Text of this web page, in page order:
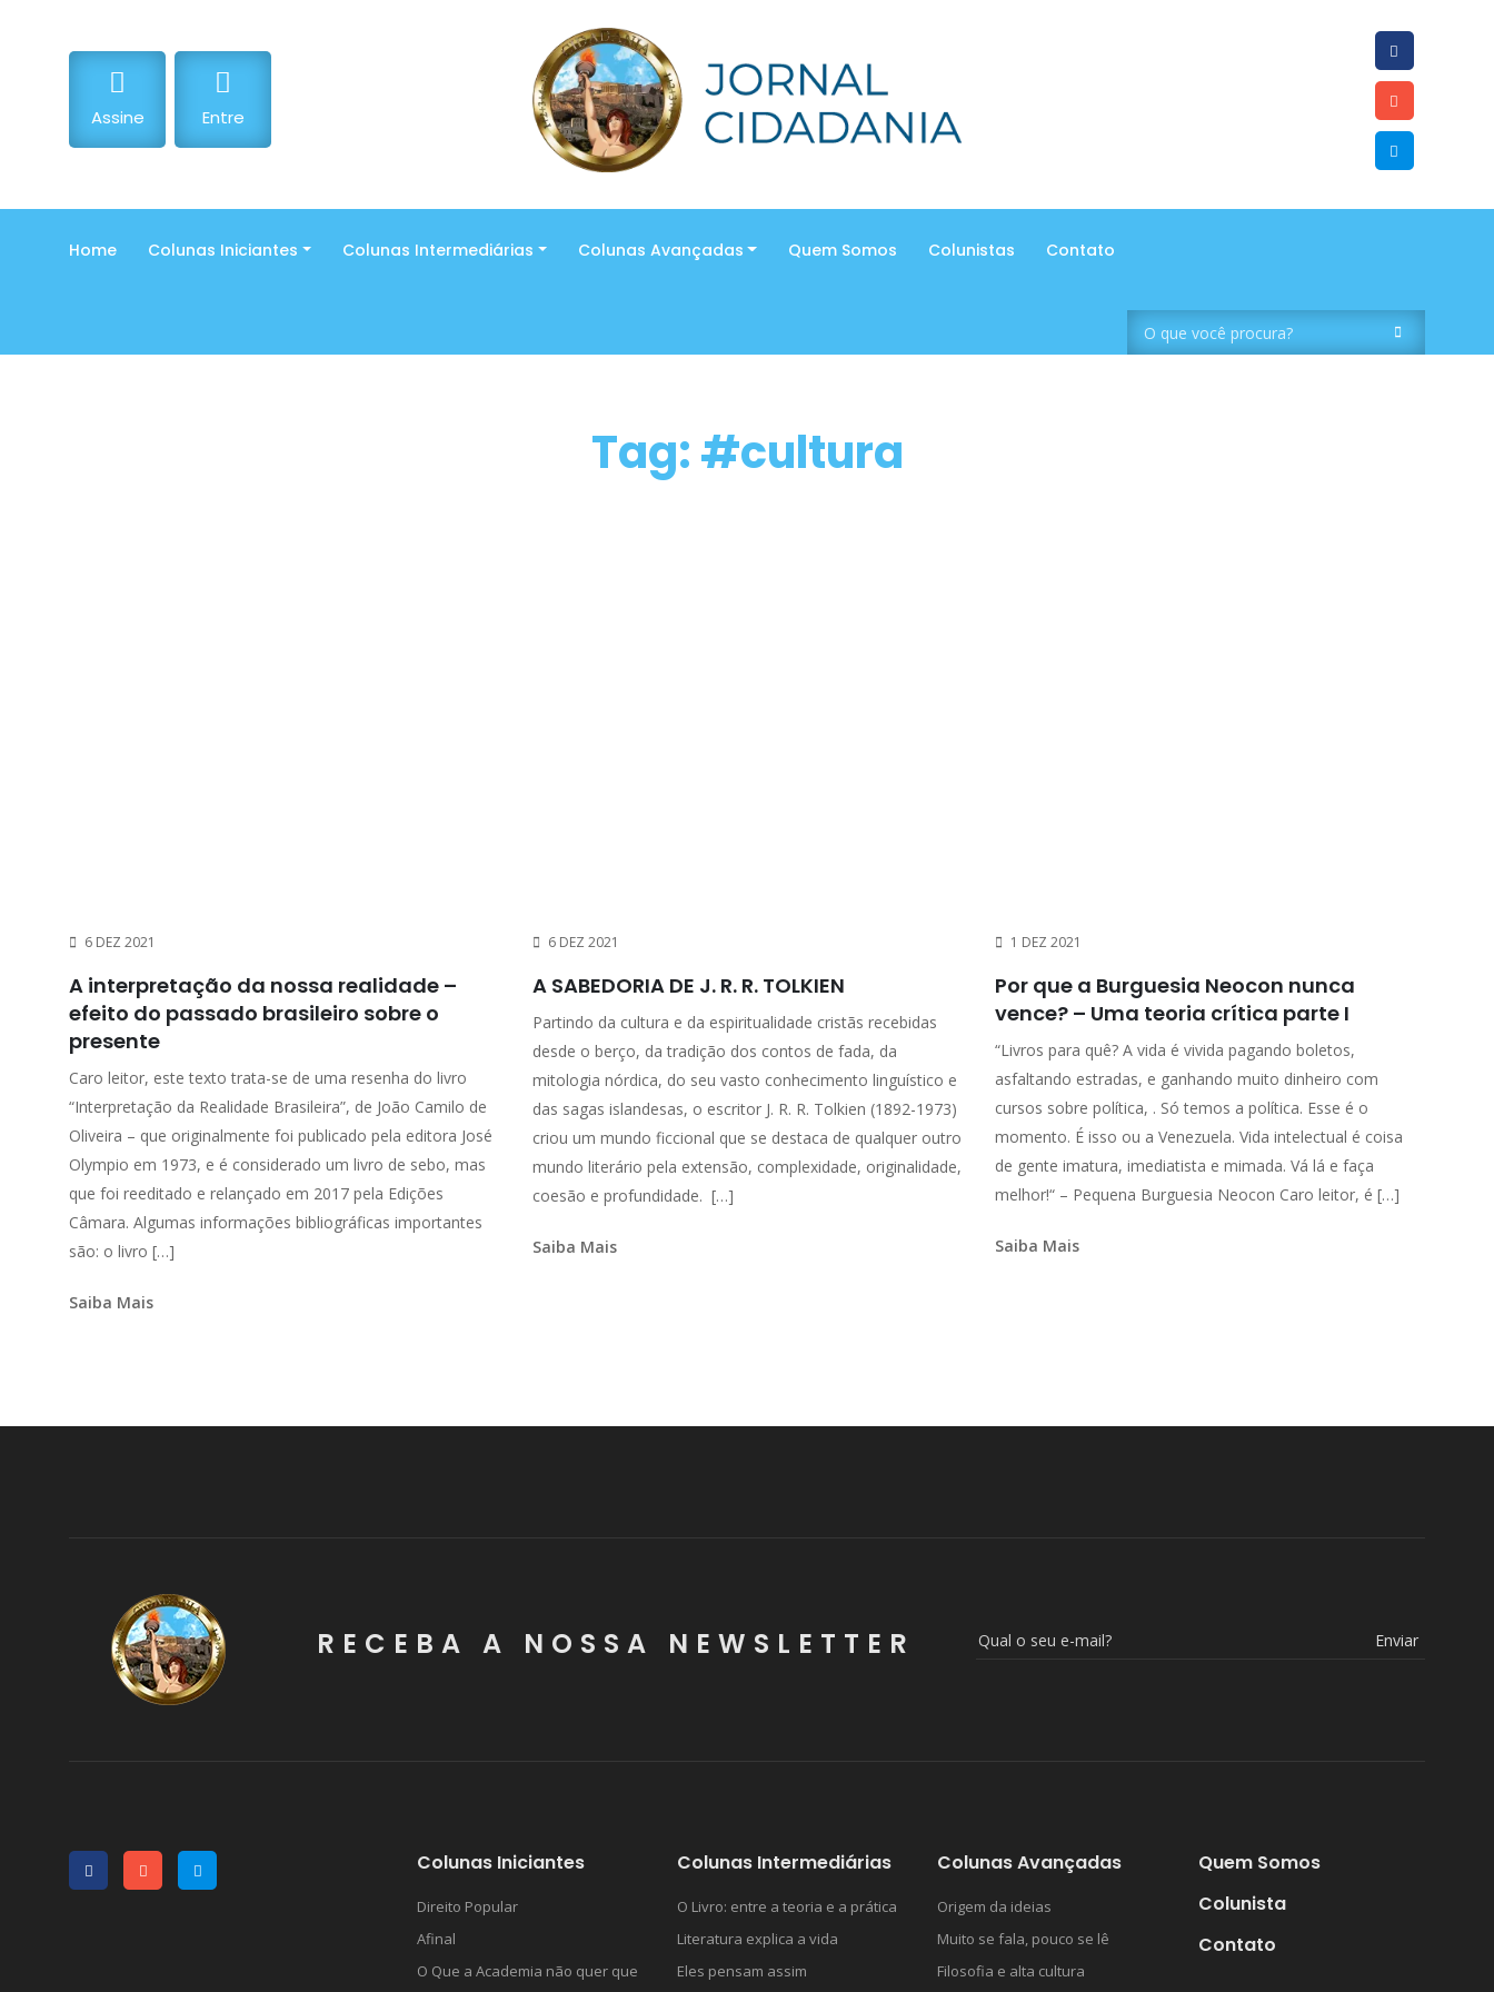
Assine Entre
Home Colunas Iniciantes Colunas Intermediárias Colunas Avançadas Quem Somos Colunistas Contato
Tag: #cultura
6 DEZ 2021
A interpretação da nossa realidade –
efeito do passado brasileiro sobre o
presente
Caro leitor, este texto trata-se de uma resenha do livro
“Interpretação da Realidade Brasileira”, de João Camilo de
Oliveira – que originalmente foi publicado pela editora José
Olympio em 1973, e é considerado um livro de sebo, mas
que foi reeditado e relançado em 2017 pela Edições
Câmara. Algumas informações bibliográficas importantes
são: o livro […]
Saiba Mais
6 DEZ 2021
A SABEDORIA DE J. R. R. TOLKIEN
Partindo da cultura e da espiritualidade cristãs recebidas
desde o berço, da tradição dos contos de fada, da
mitologia nórdica, do seu vasto conhecimento linguístico e
das sagas islandesas, o escritor J. R. R. Tolkien (1892-1973)
criou um mundo ficcional que se destaca de qualquer outro
mundo literário pela extensão, complexidade, originalidade,
coesão e profundidade. […]
Saiba Mais
1 DEZ 2021
Por que a Burguesia Neocon nunca
vence? – Uma teoria crítica parte I
“Livros para quê? A vida é vivida pagando boletos,
asfaltando estradas, e ganhando muito dinheiro com
cursos sobre política, . Só temos a política. Esse é o
momento. É isso ou a Venezuela. Vida intelectual é coisa
de gente imatura, imediatista e mimada. Vá lá e faça
melhor!“ – Pequena Burguesia Neocon Caro leitor, é […]
Saiba Mais
RECEBA A NOSSA NEWSLETTER Enviar
Colunas Iniciantes
Direito Popular
Afinal
O Que a Academia não quer que
Colunas Intermediárias
O Livro: entre a teoria e a prática
Literatura explica a vida
Eles pensam assim
Colunas Avançadas
Origem da ideias
Muito se fala, pouco se lê
Filosofia e alta cultura
Quem Somos
Colunista
Contato